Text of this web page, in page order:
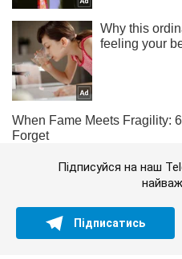
Підписуйся на наш
Підписатись